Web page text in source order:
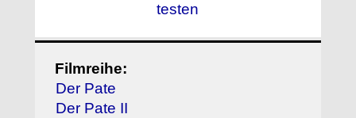
testen
Filmreihe:
Der Pate
Der Pate II